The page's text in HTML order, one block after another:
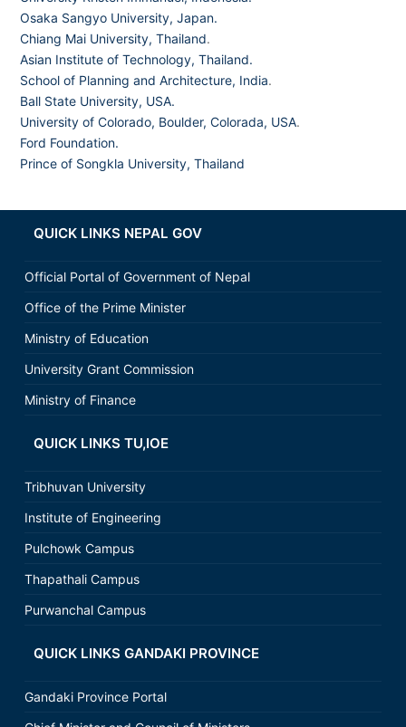
Osaka Sangyo University, Japan.
Chiang Mai University, Thailand.
Asian Institute of Technology, Thailand.
School of Planning and Architecture, India.
Ball State University, USA.
University of Colorado, Boulder, Colorada, USA.
Ford Foundation.
Prince of Songkla University, Thailand
QUICK LINKS NEPAL GOV
Official Portal of Government of Nepal
Office of the Prime Minister
Ministry of Education
University Grant Commission
Ministry of Finance
QUICK LINKS TU,IOE
Tribhuvan University
Institute of Engineering
Pulchowk Campus
Thapathali Campus
Purwanchal Campus
QUICK LINKS GANDAKI PROVINCE
Gandaki Province Portal